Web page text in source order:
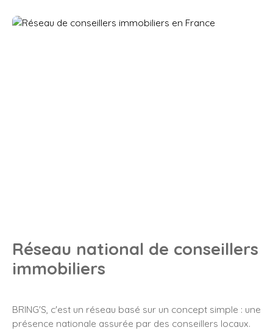
Réseau national de conseillers
immobiliers
BRING'S, c'est un réseau basé sur un concept simple : une
présence nationale assurée par des conseillers locaux.